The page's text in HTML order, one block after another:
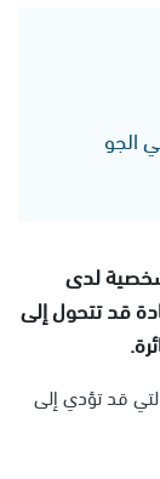
الجو
لدى
قد تتحول إلى
قد تؤدي إلى